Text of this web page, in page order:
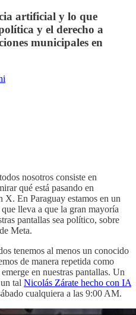
artificial y lo que
y el derecho a
municipales en
nosotros consiste en
qué está pasando en
X. En Paraguay estamos en un
lleva a que la gran mayoría
pantallas sea político, sobre
Meta.
tenemos al menos un conocido
de manera repetida como
en nuestras pantallas. Un
tal Nicolás Zárate hecho con IA
cualquiera a las 9:00 AM.